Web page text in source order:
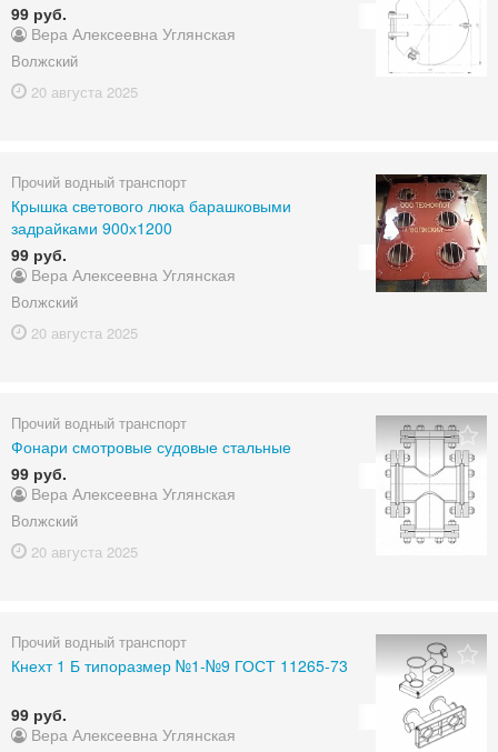
99 руб.
Вера Алексеевна Углянская
Волжский
20 августа 2025
Прочий водный транспорт
Крышка светового люка барашковыми
задрайками 900х1200
99 руб.
Вера Алексеевна Углянская
Волжский
20 августа 2025
Прочий водный транспорт
Фонари смотровые судовые стальные
99 руб.
Вера Алексеевна Углянская
Волжский
20 августа 2025
Прочий водный транспорт
Кнехт 1 Б типоразмер №1-№9 ГОСТ 11265-73
99 руб.
Вера Алексеевна Углянская